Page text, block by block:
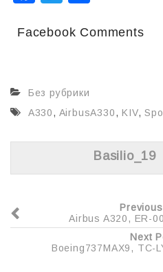
c
o
o
k
tt п
в
и
т
ь
Facebook Comments
Без рубрики
A330, AirbusA330,KIV,
Basilio_19
Airbus A320, ER-
Next
Boeing737MAX9, TC-